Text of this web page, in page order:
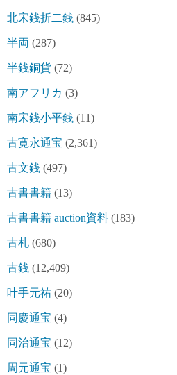
北宋銭折二銭 (845)
半両 (287)
半銭銅貨 (72)
南アフリカ (3)
南宋銭小平銭 (11)
古寛永通宝 (2,361)
古文銭 (497)
古書書籍 (13)
古書書籍 auction資料 (183)
古札 (680)
古銭 (12,409)
叶手元祐 (20)
同慶通宝 (4)
同治通宝 (12)
周元通宝 (1)